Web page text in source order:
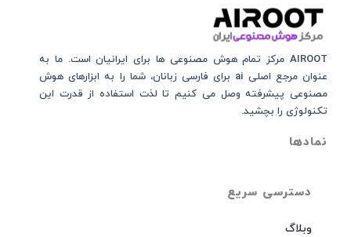
دسترسی سریع
وبلاگ
AIROOT مرکز تمام هوش مصنوعی‌‌‌ ها برای ایرانیان است. ما به
عنوان مرجع اصلی ai برای فارسی زبانان، شما را به ابزارهای هوش
مصنوعی پیشرفته وصل می کنیم تا لذت استفاده از قدرت این
تکنولوژی را بچشید.
نمادها